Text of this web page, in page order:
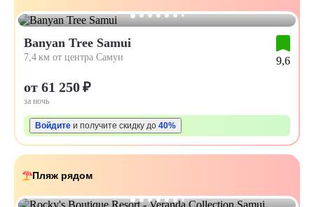
Banyan Tree Samui
7,4 км от центра Самуи 9,6
от 61 250 ₽
за ночь
Войдите и получите скидку до 40%
Пляж рядом